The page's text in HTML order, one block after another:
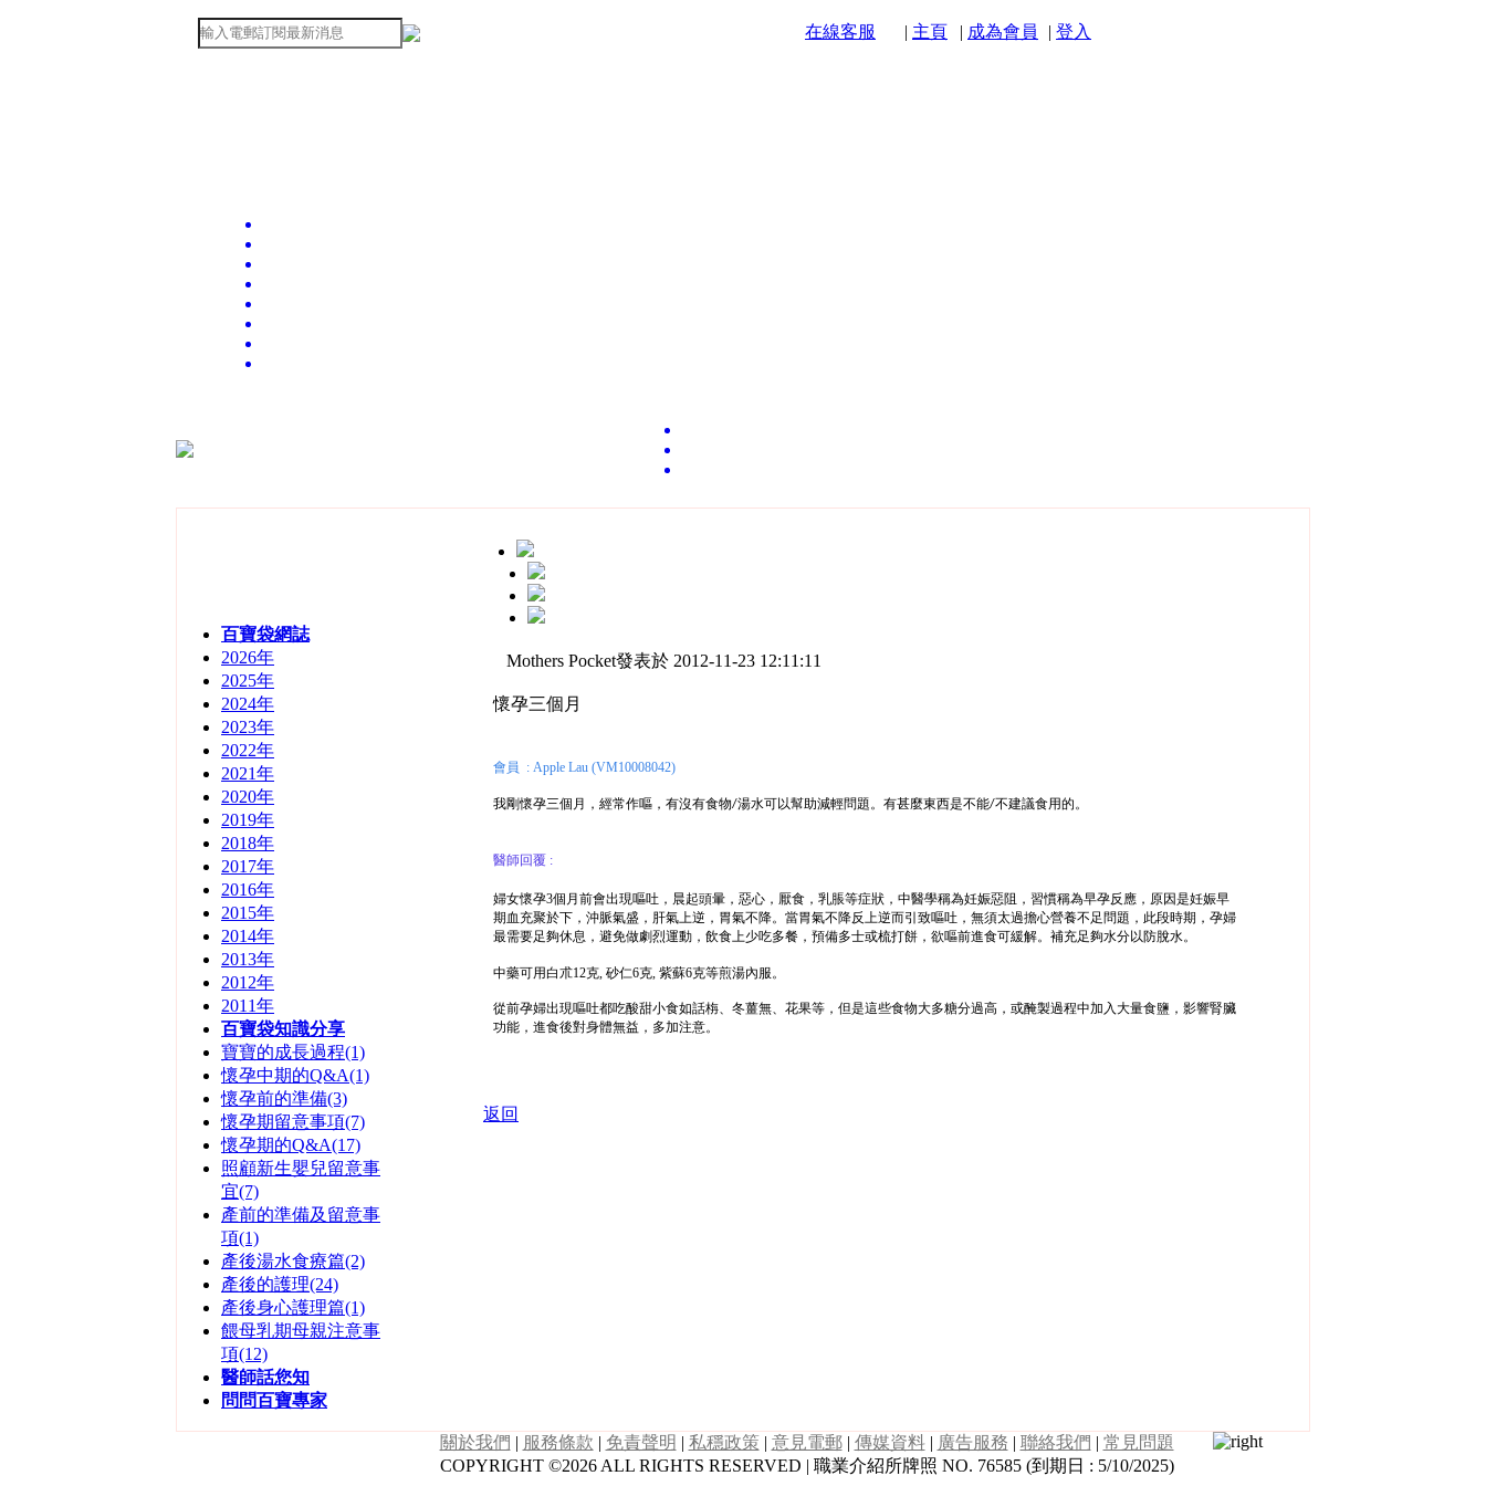
在線客服 | 主頁 | 成為會員 | 登入
百寶袋網誌
2026年
2025年
2024年
2023年
2022年
2021年
2020年
2019年
2018年
2017年
2016年
2015年
2014年
2013年
2012年
2011年
百寶袋知識分享
寶寶的成長過程(1)
懷孕中期的Q&A(1)
懷孕前的準備(3)
懷孕期留意事項(7)
懷孕期的Q&A(17)
照顧新生嬰兒留意事
宜(7)
產前的準備及留意事
項(1)
產後湯水食療篇(2)
產後的護理(24)
產後身心護理篇(1)
餵母乳期母親注意事
項(12)
醫師話您知
問問百寶專家
Mothers Pocket發表於 2012-11-23 12:11:11
懷孕三個月
會員 : Apple Lau (VM10008042)
我剛懷孕三個月，經常作嘔，有沒有食物/湯水可以幫助減輕問題。有甚麼東西是不能/不建議食用的。
醫師回覆 :
婦女懷孕3個月前會出現嘔吐，晨起頭暈，惡心，厭食，乳脹等症狀，中醫學稱為妊娠惡阻，習慣稱為早孕反應，原因是妊娠早
期血充聚於下，沖脈氣盛，肝氣上逆，胃氣不降。當胃氣不降反上逆而引致嘔吐，無須太過擔心營養不足問題，此段時期，孕婦
最需要足夠休息，避免做劇烈運動，飲食上少吃多餐，預備多士或梳打餅，欲嘔前進食可緩解。補充足夠水分以防脫水。
中藥可用白朮12克, 砂仁6克, 紫蘇6克等煎湯內服。
從前孕婦出現嘔吐都吃酸甜小食如話栴、冬薑無、花果等，但是這些食物大多糖分過高，或醃製過程中加入大量食鹽，影響腎臟
功能，進食後對身體無益，多加注意。
返回
關於我們 | 服務條款 | 免責聲明 | 私穩政策| 意見電郵| 傳媒資料| 廣告服務 | 聯絡我們 | 常見問題
COPYRIGHT ©2026 ALL RIGHTS RESERVED | 職業介紹所牌照 NO. 76585 (到期日 : 5/10/2025)